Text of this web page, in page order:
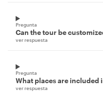
Pregunta
Can the tour be
ver respuesta
Pregunta
What places are included
ver respuesta